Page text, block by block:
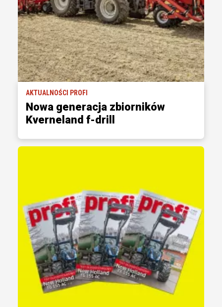
AKTUALNOŚCI PROFI
Nowa generacja zbiorników
Kverneland f-drill